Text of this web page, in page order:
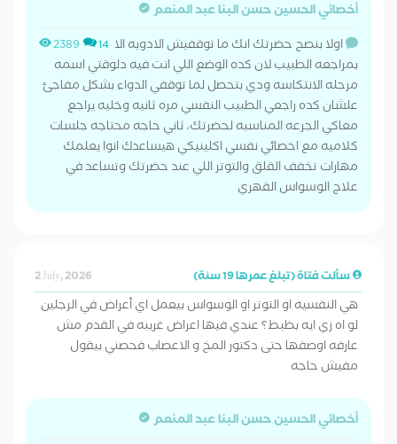
أخصائي الحسين حسن البنا عبد المنعم
2389 14 اولا بنصح حضرتك انك ما توقفيش الادويه الا
بمراجعه الطبيب لان كده الوضع اللي انت فيه دلوقتي اسمه
مرحله الانتكاسه ودي بتحصل لما توقفي الدواء بشكل مفاجئ
علشان كده راجعي الطبيب النفسي مره ثانيه وخليه يراجع
معاكي الجرعه المناسبه لحضرتك، ثاني حاجه محتاجه جلسات
كلاميه مع اخصائي نفسي اكلينيكي هيساعدك انوا يعلمك
مهارات تخفف القلق والتوتر اللي عند حضرتك وتساعد في
علاج الوسواس القهري
سألت فتاة (تبلغ عمرها 19 سنة) 2 July, 2026
هي النفسيه او التوتر او الوسواس بيعمل اي أعراض في الرجلين
لو اه زي ايه بظبط؟ عندي فيها اعراض غريبه في القدم مش
عارفه اوصفها حتى دكتور المخ و الاعصاب فحصني بيقول
مفيش حاجه
أخصائي الحسين حسن البنا عبد المنعم